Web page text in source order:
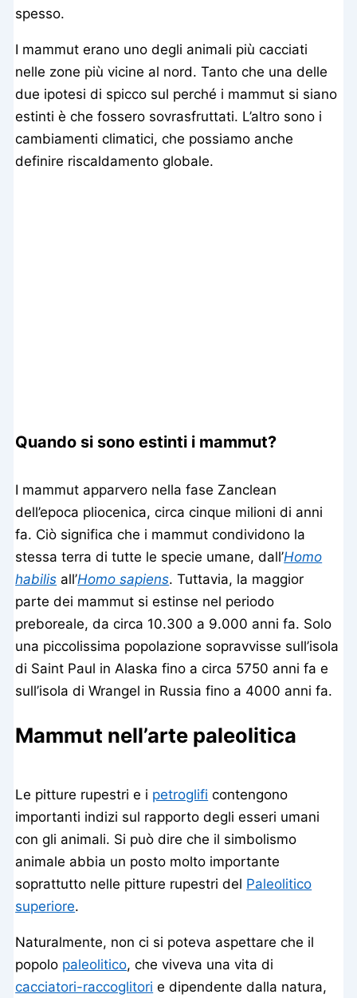
spesso.
I mammut erano uno degli animali più cacciati
nelle zone più vicine al nord. Tanto che una delle
due ipotesi di spicco sul perché i mammut si siano
estinti è che fossero sovrasfruttati. L’altro sono i
cambiamenti climatici, che possiamo anche
definire riscaldamento globale.
Quando si sono estinti i mammut?
I mammut apparvero nella fase Zanclean
dell’epoca pliocenica, circa cinque milioni di anni
fa. Ciò significa che i mammut condividono la
stessa terra di tutte le specie umane, dall’Homo
habilis all’Homo sapiens. Tuttavia, la maggior
parte dei mammut si estinse nel periodo
preboreale, da circa 10.300 a 9.000 anni fa. Solo
una piccolissima popolazione sopravvisse sull’isola
di Saint Paul in Alaska fino a circa 5750 anni fa e
sull’isola di Wrangel in Russia fino a 4000 anni fa.
Mammut nell’arte paleolitica
Le pitture rupestri e i petroglifi contengono
importanti indizi sul rapporto degli esseri umani
con gli animali. Si può dire che il simbolismo
animale abbia un posto molto importante
soprattutto nelle pitture rupestri del Paleolitico
superiore.
Naturalmente, non ci si poteva aspettare che il
popolo paleolitico, che viveva una vita di
cacciatori-raccoglitori e dipendente dalla natura,